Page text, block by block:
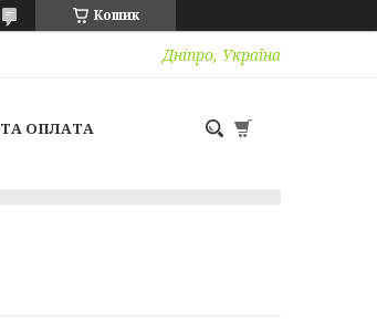
Кошик
Дніпро, Україна
ОПЛАТА